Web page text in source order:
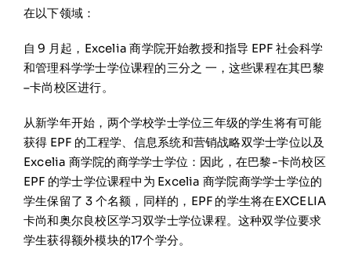
在以下领域：
自 9 月起，Excelia 商学院开始教授和指导 EPF 社会科学
和管理科学学士学位课程的三分之 一，这些课程在其巴黎
–卡尚校区进行。
从新学年开始，两个学校学士学位三年级的学生将有可能
获得 EPF 的工程学、信息系统和营销战略双学士学位以及
Excelia 商学院的商学学士学位：因此，在巴黎-卡尚校区
EPF 的学士学位课程中为 Excelia 商学院商学学士学位的
学生保留了 3 个名额，同样的，EPF 的学生将在EXCELIA
卡尚和奥尔良校区学习双学士学位课程。这种双学位要求
学生获得额外模块的17个学分。